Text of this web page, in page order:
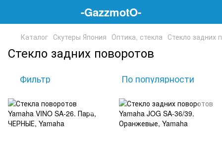
-GazzmotO-
Каталог Скутеры Япония Оптика, стекла Стекло задних
Стекло задних поворотов
Фильтр По популярности